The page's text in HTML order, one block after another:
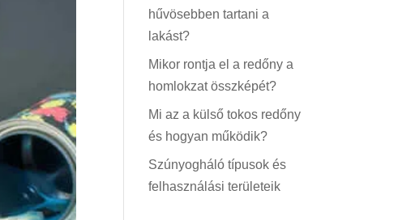
hűvösebben tartani a
lakást?
Mikor rontja el a redőny a
homlokzat összképét?
Mi az a külső tokos redőny
és hogyan működik?
Szúnyogháló típusok és
felhasználási területeik